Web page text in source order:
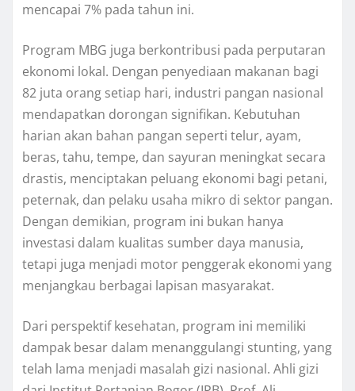
mencapai 7% pada tahun ini.
Program MBG juga berkontribusi pada perputaran
ekonomi lokal. Dengan penyediaan makanan bagi
82 juta orang setiap hari, industri pangan nasional
mendapatkan dorongan signifikan. Kebutuhan
harian akan bahan pangan seperti telur, ayam,
beras, tahu, tempe, dan sayuran meningkat secara
drastis, menciptakan peluang ekonomi bagi petani,
peternak, dan pelaku usaha mikro di sektor pangan.
Dengan demikian, program ini bukan hanya
investasi dalam kualitas sumber daya manusia,
tetapi juga menjadi motor penggerak ekonomi yang
menjangkau berbagai lapisan masyarakat.
Dari perspektif kesehatan, program ini memiliki
dampak besar dalam menanggulangi stunting, yang
telah lama menjadi masalah gizi nasional. Ahli gizi